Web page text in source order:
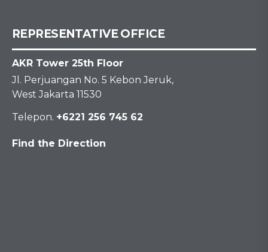
REPRESENTATIVE OFFICE
AKR Tower 25th Floor
Jl. Perjuangan No. 5 Kebon Jeruk,
West Jakarta 11530
Telepon. +6221 256 745 62
Find the Direction